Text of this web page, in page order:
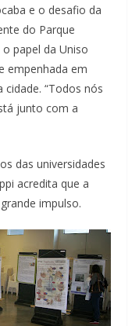
e o desafio da
do Parque
papel da Uniso
empenhada em
“Todos nós
junto com a
das universidades
acredita que a
impulso.